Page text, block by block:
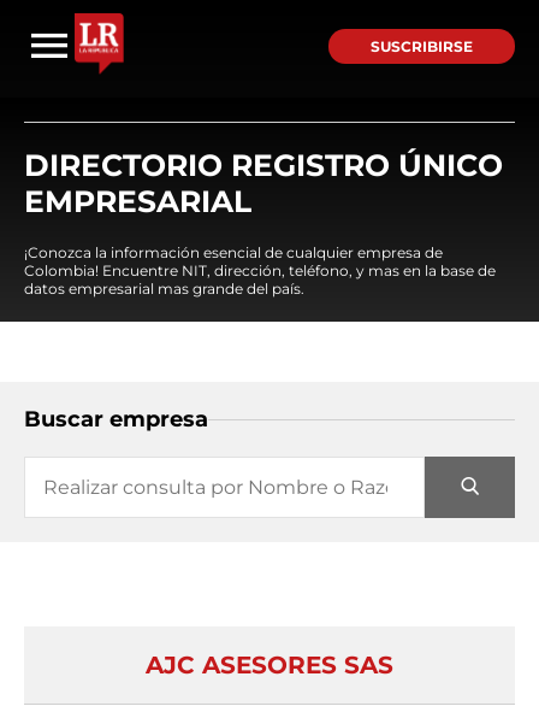
SUSCRIBIRSE
DIRECTORIO REGISTRO ÚNICO
EMPRESARIAL
¡Conozca la información esencial de cualquier empresa de
Colombia! Encuentre NIT, dirección, teléfono, y mas en la base de
datos empresarial mas grande del país.
Buscar empresa
AJC ASESORES SAS